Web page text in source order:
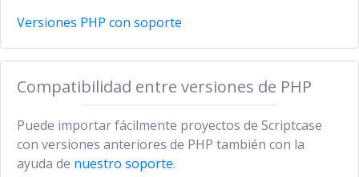
Versiones PHP con soporte
Compatibilidad entre versiones de PHP
Puede importar fácilmente proyectos de Scriptcase
con versiones anteriores de PHP también con la
ayuda de nuestro soporte.